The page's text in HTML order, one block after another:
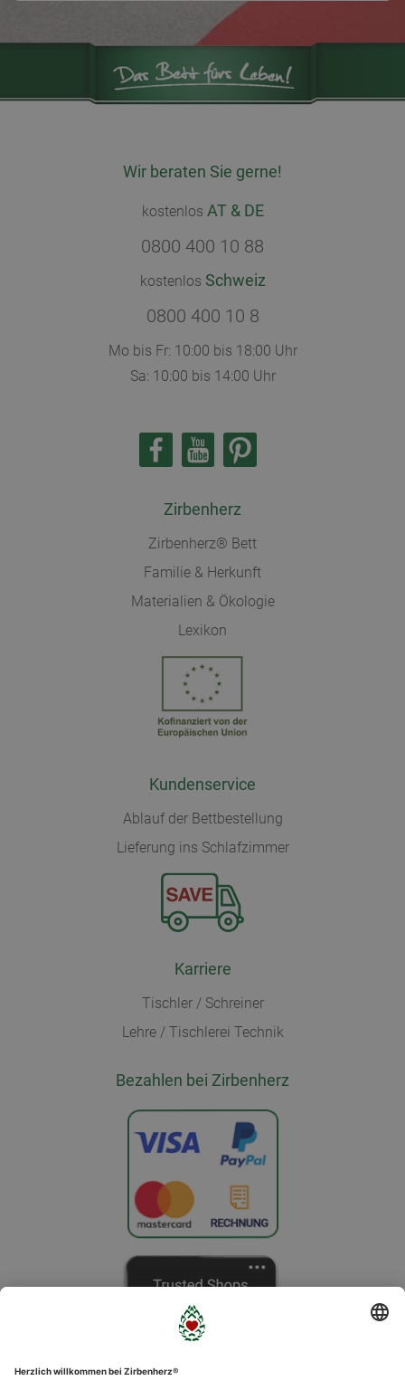
Wir beraten Sie gerne!
kostenlos AT & DE
0800 400 10 88
kostenlos Schweiz
0800 400 10 8
Mo bis Fr: 10:00 bis 18:00 Uhr
Sa: 10:00 bis 14:00 Uhr
Zirbenherz
Zirbenherz® Bett
Familie & Herkunft
Materialien & Ökologie
Lexikon
Kundenservice
Ablauf der Bettbestellung
Lieferung ins Schlafzimmer
Karriere
Tischler / Schreiner
Lehre / Tischlerei Technik
Bezahlen bei Zirbenherz